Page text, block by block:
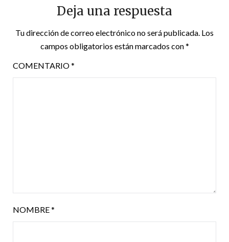
Deja una respuesta
Tu dirección de correo electrónico no será publicada. Los
campos obligatorios están marcados con*
COMENTARIO*
NOMBRE*